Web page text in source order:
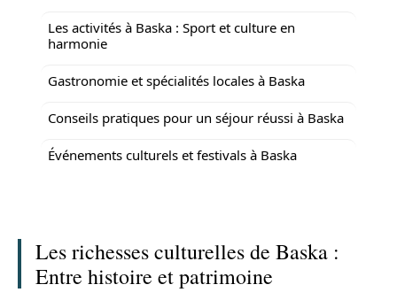
Les activités à Baska : Sport et culture en
harmonie
Gastronomie et spécialités locales à Baska
Conseils pratiques pour un séjour réussi à Baska
Événements culturels et festivals à Baska
Les richesses culturelles de Baska :
Entre histoire et patrimoine